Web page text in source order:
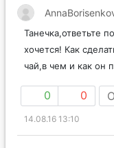
Танечка,ответьте
хочется! Как
чай,в чем и как он
0 0
14.08.16 13:10